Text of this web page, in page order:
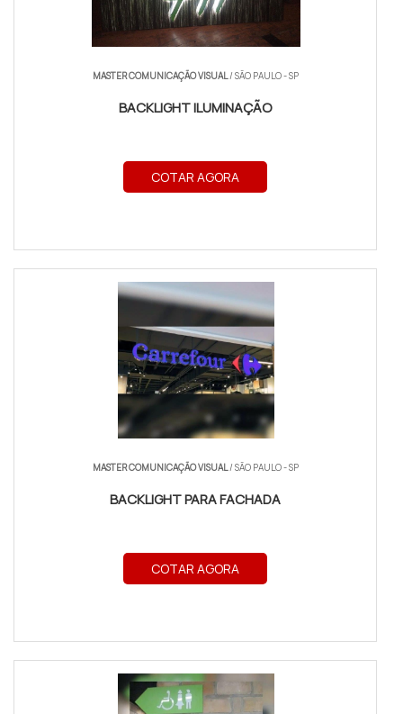
MASTER COMUNICAÇÃO VISUAL/ SÃO PAULO - SP
BACKLIGHT ILUMINAÇÃO
COTAR AGORA
MASTER COMUNICAÇÃO VISUAL/ SÃO PAULO - SP
BACKLIGHT PARA FACHADA
COTAR AGORA